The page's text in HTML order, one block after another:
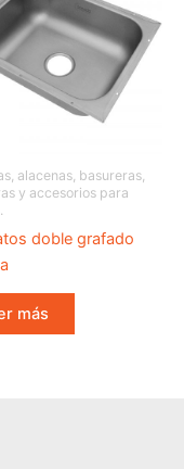
alacenas, basureras,
y accesorios para
doble grafado
más